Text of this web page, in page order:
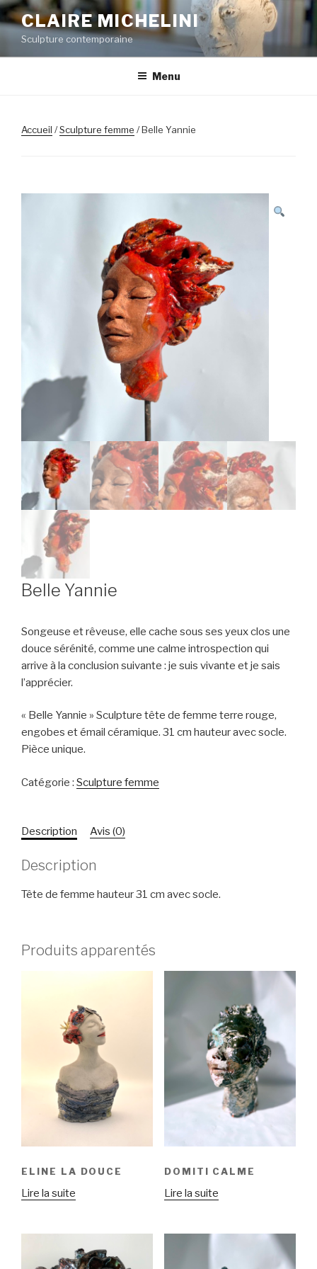
Aller
au
contenu
principal
CLAIRE MICHELINI
Sculpture contemporaine
Menu
Accueil /Sculpture femme / Belle Yannie
Belle Yannie
Songeuse et rêveuse, elle cache sous ses yeux clos une
douce sérénité, comme une calme introspection qui
arrive à la conclusion suivante : je suis vivante et je sais
l’apprécier.
« Belle Yannie » Sculpture tête de femme terre rouge,
engobes et émail céramique. 31 cm hauteur avec socle.
Pièce unique.
Catégorie : Sculpture femme
Description Avis (0)
Description
Tête de femme hauteur 31 cm avec socle.
Produits apparentés
ELINE LA DOUCE
Lire la suite
DOMITI CALME
Lire la suite